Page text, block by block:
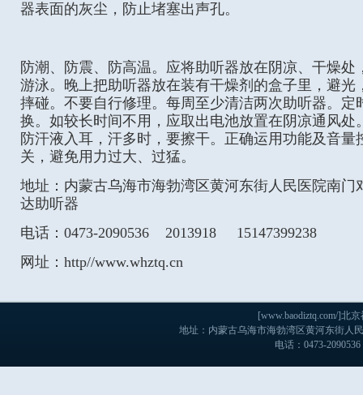
器表面的灰尘，防止堵塞出声孔。
防潮、防震、防高温。应将助听器放在阴凉、干燥处
游泳。晚上把助听器放在装有干燥剂的盒子里，避光
摔碰。不要自行修理。每周至少清洁两次助听器。定
换。如较长时间不用，应取出电池放置在阴凉通风处
防汗液入耳，汗多时，要擦干。正确运用功能及音量
关，避免用力过大、过猛。
地址：内蒙古乌海市海勃湾区黄河东街人民医院南门
达助听器
电话：0473-2090536 2013918 15147399238
网址：http//www.whztq.cn
[www.baodiztq.com/]北
地址：内蒙古乌海市海勃湾区黄河东街人
电话：0473-